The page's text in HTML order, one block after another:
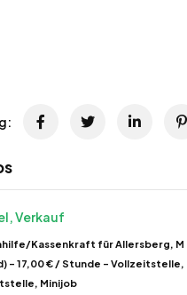
Verkauf
Kassenkraft für Allersberg, M
– 17,00 € / Stunde – Vollzeitstelle,
Minijob